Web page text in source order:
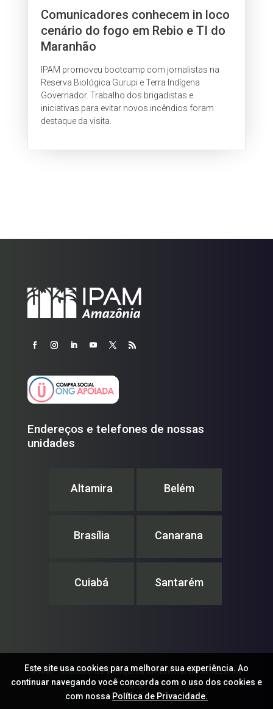
Comunicadores conhecem in loco
cenário do fogo em Rebio e TI do
Maranhão
IPAM promoveu bootcamp com jornalistas na
Reserva Biológica Gurupi e Terra Indígena
Governador. Trabalho dos brigadistas e
iniciativas para evitar novos incêndios foram
destaque da visita.
Endereços e telefones de nossas
unidades
Altamira Belém
Brasília Canarana
Cuiabá Santarém
IPAM – Instituto de Pesquisa Ambiental da Amazônia
© ®
Este site usa cookies para melhorar sua experiência. Ao
continuar navegando você concorda com o uso dos cookies e
com nossa Política de Privacidade.